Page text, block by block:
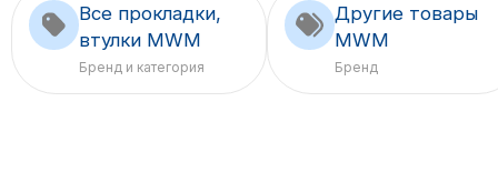
Все прокладки,
втулки MWM
Бренд и категория
Другие товары
MWM
Бренд